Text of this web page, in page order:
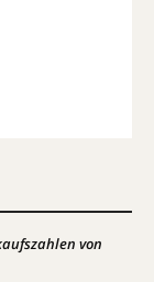
von